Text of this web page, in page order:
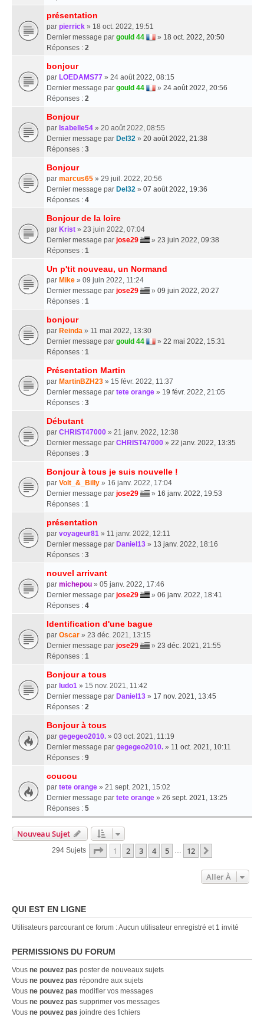
présentation
par pierrick » 18 oct. 2022, 19:51
Dernier message par gould 44 » 18 oct. 2022, 20:50
Réponses : 2
bonjour
par LOEDAMS77 » 24 août 2022, 08:15
Dernier message par gould 44 » 24 août 2022, 20:56
Réponses : 2
Bonjour
par Isabelle54 » 20 août 2022, 08:55
Dernier message par Del32 » 20 août 2022, 21:38
Réponses : 3
Bonjour
par marcus65 » 29 juil. 2022, 20:56
Dernier message par Del32 » 07 août 2022, 19:36
Réponses : 4
Bonjour de la loire
par Krist » 23 juin 2022, 07:04
Dernier message par jose29 » 23 juin 2022, 09:38
Réponses : 1
Un p'tit nouveau, un Normand
par Mike » 09 juin 2022, 11:24
Dernier message par jose29 » 09 juin 2022, 20:27
Réponses : 1
bonjour
par Reinda » 11 mai 2022, 13:30
Dernier message par gould 44 » 22 mai 2022, 15:31
Réponses : 1
Présentation Martin
par MartinBZH23 » 15 févr. 2022, 11:37
Dernier message par tete orange » 19 févr. 2022, 21:05
Réponses : 3
Débutant
par CHRIST47000 » 21 janv. 2022, 12:38
Dernier message par CHRIST47000 » 22 janv. 2022, 13:35
Réponses : 3
Bonjour à tous je suis nouvelle !
par Volt_&_Billy » 16 janv. 2022, 17:04
Dernier message par jose29 » 16 janv. 2022, 19:53
Réponses : 1
présentation
par voyageur81 » 11 janv. 2022, 12:11
Dernier message par Daniel13 » 13 janv. 2022, 18:16
Réponses : 3
nouvel arrivant
par michepou » 05 janv. 2022, 17:46
Dernier message par jose29 » 06 janv. 2022, 18:41
Réponses : 4
Identification d'une bague
par Oscar » 23 déc. 2021, 13:15
Dernier message par jose29 » 23 déc. 2021, 21:55
Réponses : 1
Bonjour a tous
par ludo1 » 15 nov. 2021, 11:42
Dernier message par Daniel13 » 17 nov. 2021, 13:45
Réponses : 2
Bonjour à tous
par gegegeo2010. » 03 oct. 2021, 11:19
Dernier message par gegegeo2010. » 11 oct. 2021, 10:11
Réponses : 9
coucou
par tete orange » 21 sept. 2021, 15:02
Dernier message par tete orange » 26 sept. 2021, 13:25
Réponses : 5
Nouveau Sujet
294 Sujets Page 1Sur
1 2 3 4 5 12
Aller À
QUI EST EN LIGNE
Utilisateurs parcourant ce forum : Aucun utilisateur enregistré et 1 invité
PERMISSIONS DU FORUM
Vous ne pouvez pas poster de nouveaux sujets
Vous ne pouvez pas répondre aux sujets
Vous ne pouvez pas modifier vos messages
Vous ne pouvez pas supprimer vos messages
Vous ne pouvez pas joindre des fichiers